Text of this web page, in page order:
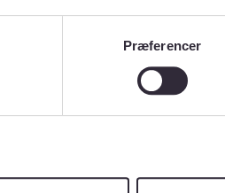
Præferencer